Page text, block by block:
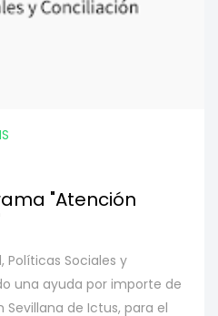
"Atención
Políticas Sociales y
una ayuda por importe de
de Ictus, para el